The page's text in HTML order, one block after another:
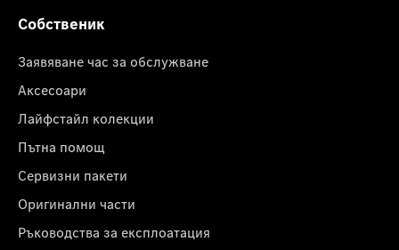
Собственик
Заявяване час за обслужване
Аксесоари
Лайфстайл колекции
Пътна помощ
Сервизни пакети
Оригинални части
Ръководства за експлоатация